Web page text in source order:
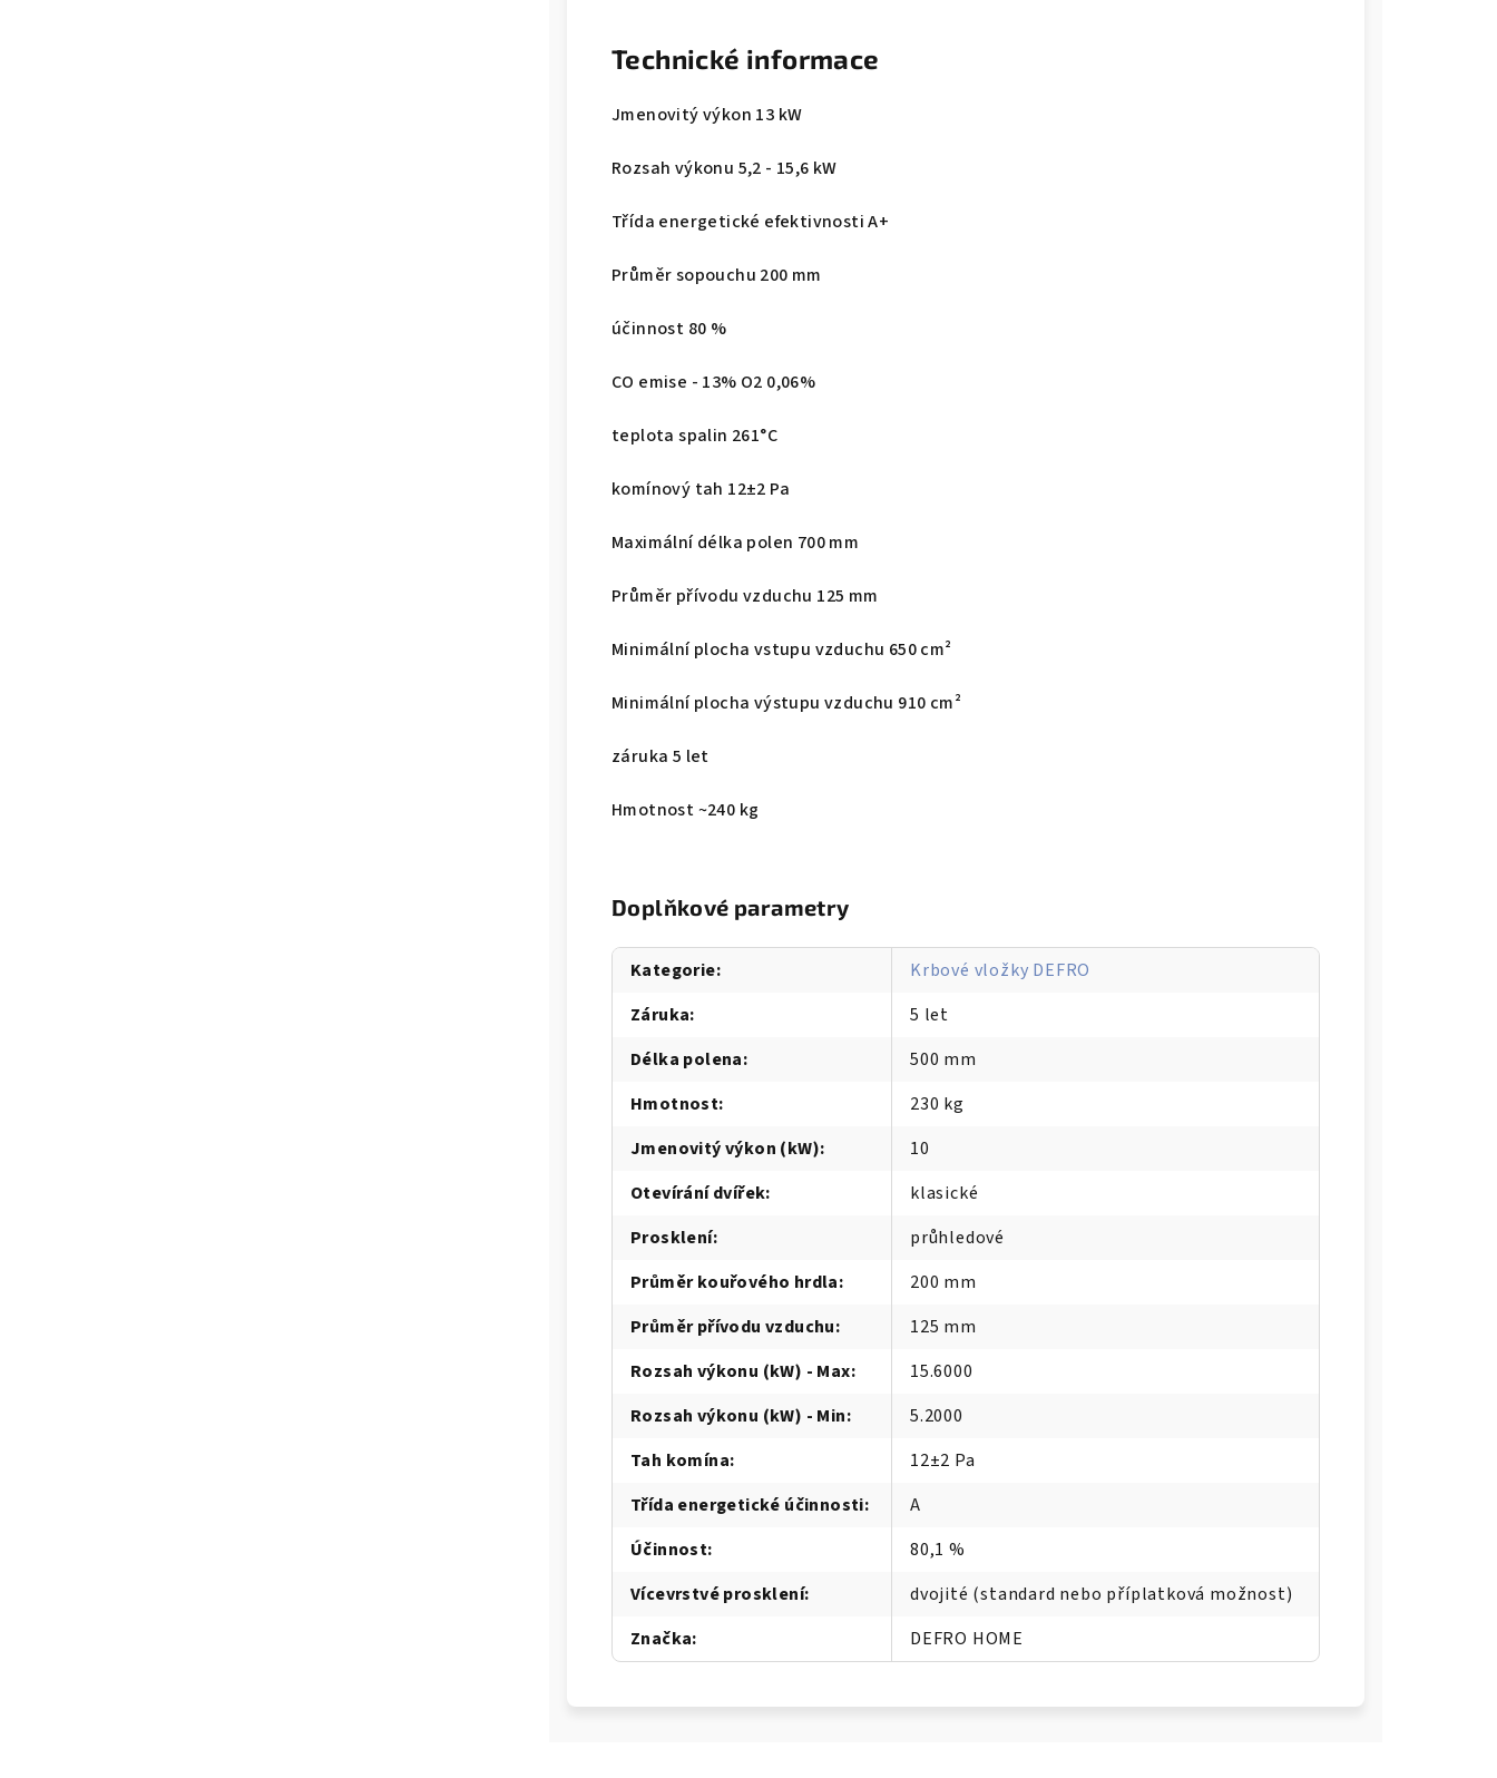
Technické informace
Jmenovitý výkon 13 kW
Rozsah výkonu 5,2 - 15,6 kW
Třída energetické efektivnosti A+
Průměr sopouchu 200 mm
účinnost 80 %
CO emise - 13% O2 0,06%
teplota spalin 261°C
komínový tah 12±2 Pa
Maximální délka polen 700 mm
Průměr přívodu vzduchu 125 mm
Minimální plocha vstupu vzduchu 650 cm²
Minimální plocha výstupu vzduchu 910 cm²
záruka 5 let
Hmotnost ~240 kg
Doplňkové parametry
Kategorie:
Krbové vložky DEFRO
Záruka:
5 let
Délka polena:
500 mm
Hmotnost:
230 kg
Jmenovitý výkon (kW):
10
Otevírání dvířek:
klasické
Prosklení:
průhledové
Průměr kouřového hrdla:
200 mm
Průměr přívodu vzduchu:
125 mm
Rozsah výkonu (kW) - Max:
15.6000
Rozsah výkonu (kW) - Min:
5.2000
Tah komína:
12±2 Pa
Třída energetické účinnosti:
A
Účinnost:
80,1 %
Vícevrstvé prosklení:
dvojité (standard nebo příplatková možnost)
Značka: DEFRO HOME